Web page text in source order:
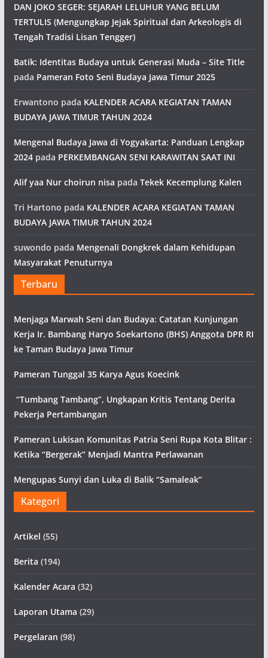
DAN JOKO SEGER: SEJARAH LELUHUR YANG BELUM
TERTULIS (Mengungkap Jejak Spiritual dan Arkeologis di
Tengah Tradisi Lisan Tengger)
Batik: Identitas Budaya untuk Generasi Muda – Site Title
pada Pameran Foto Seni Budaya Jawa Timur 2025
Erwantono pada KALENDER ACARA KEGIATAN TAMAN
BUDAYA JAWA TIMUR TAHUN 2024
Mengenal Budaya Jawa di Yogyakarta: Panduan Lengkap
2024pada PERKEMBANGAN SENI KARAWITAN SAAT INI
Alif yaa Nur choirun nisa pada Tekek Kecemplung Kalen
Tri Hartono pada KALENDER ACARA KEGIATAN TAMAN
BUDAYA JAWA TIMUR TAHUN 2024
suwondo pada Mengenali Dongkrek dalam Kehidupan
Masyarakat Penuturnya
Terbaru
Menjaga Marwah Seni dan Budaya: Catatan Kunjungan
Kerja Ir. Bambang Haryo Soekartono (BHS) Anggota DPR RI
ke Taman Budaya Jawa Timur
Pameran Tunggal 35 Karya Agus Koecink
“Tumbang Tambang”, Ungkapan Kritis Tentang Derita
Pekerja Pertambangan
Pameran Lukisan Komunitas Patria Seni Rupa Kota Blitar :
Ketika “Bergerak” Menjadi Mantra Perlawanan
Mengupas Sunyi dan Luka di Balik “Samaleak”
Kategori
Artikel (55)
Berita (194)
Kalender Acara (32)
Laporan Utama (29)
Pergelaran (98)